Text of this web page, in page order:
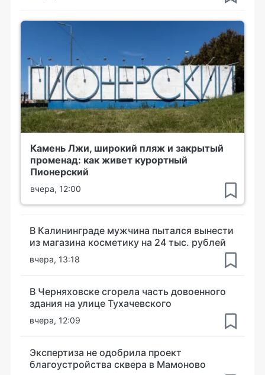
Камень Лжи, широкий пляж и закрытый
променад: как живет курортный
Пионерский
вчера, 12:00
В Калининграде мужчина пытался вынести
из магазина косметику на 24 тыс. рублей
вчера, 13:18
В Черняховске сгорела часть довоенного
здания на улице Тухачевского
вчера, 12:09
Экспертиза не одобрила проект
благоустройства сквера в Мамоново